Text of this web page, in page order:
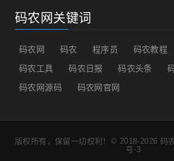
码农网关键词
码农网 码农 程序员 码农教程
码农工具
码农日报 码农头条
码农网源码
码农网官网
版权所有，保留一切权利！© 2018-2026 码
号-3